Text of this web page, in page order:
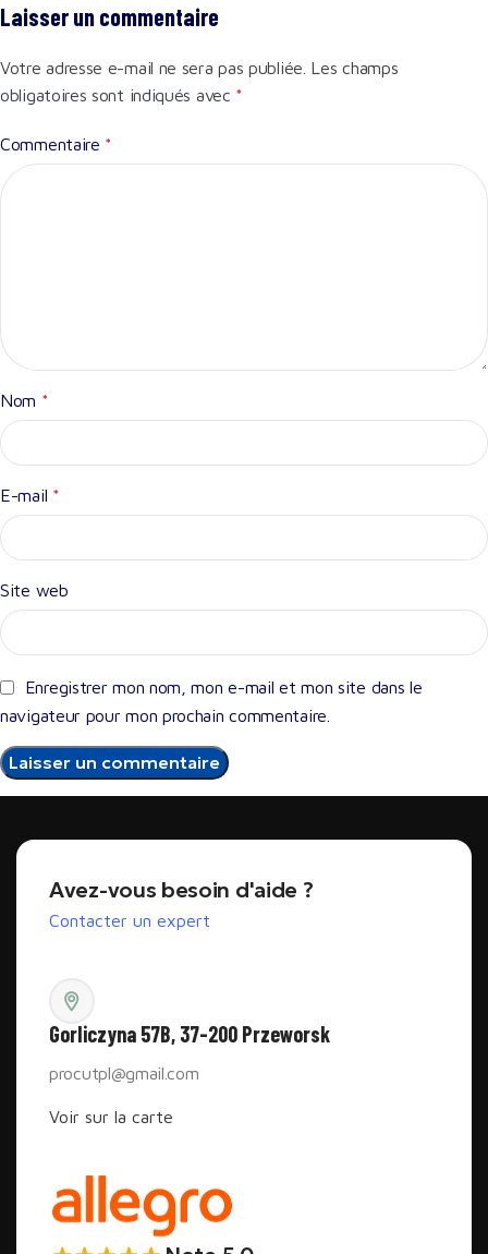
Laisser un commentaire
Votre adresse e-mail ne sera pas publiée. Les champs
obligatoires sont indiqués avec *
Commentaire *
Nom *
E-mail *
Site web
Enregistrer mon nom, mon e-mail et mon site dans le
navigateur pour mon prochain commentaire.
Avez-vous besoin d'aide ?
Contacter un expert
Gorliczyna 57B, 37-200 Przeworsk
procutpl@gmail.com
Voir sur la carte